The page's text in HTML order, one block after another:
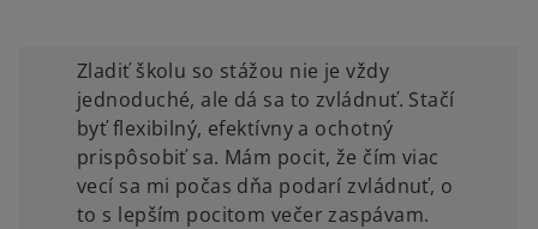
Zladiť školu so stážou nie je vždy
jednoduché, ale dá sa to zvládnuť. Stačí
byť flexibilný, efektívny a ochotný
prispôsobiť sa. Mám pocit, že čím viac
vecí sa mi počas dňa podarí zvládnuť, o
to s lepším pocitom večer zaspávam.